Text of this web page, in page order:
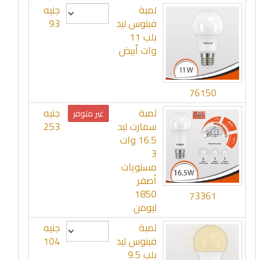
76150
لمبة
فينوس ليد
بلب 11
وات أبيض
جنيه
93
73361
لمبة
سمارت ليد
16.5 وات
3
مستويات
أصفر
1850
ليومن
غير متوفر جنيه
253
لمبة
فينوس ليد
بلب 9.5
جنيه
104